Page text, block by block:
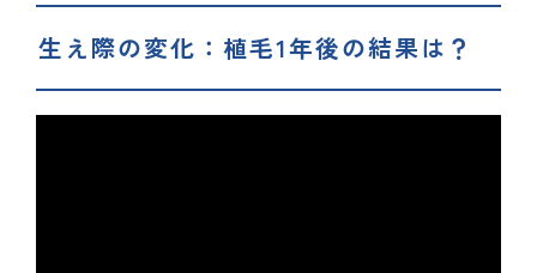
生え際の変化：植毛1年後の結果は？